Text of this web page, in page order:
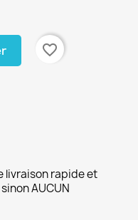
favorite_border
livraison rapide et
AUCUN